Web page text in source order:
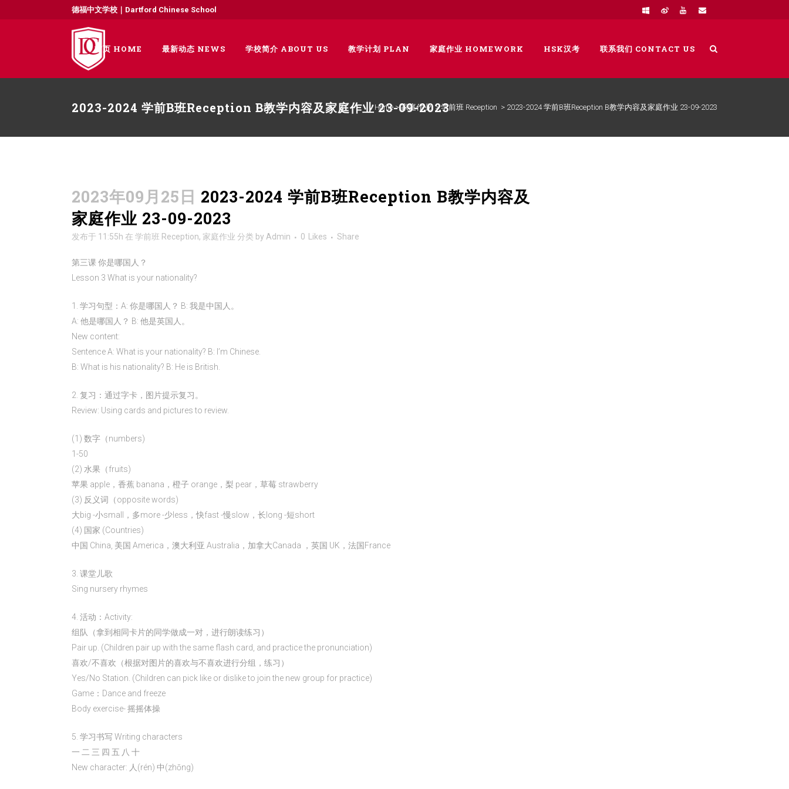
德福中文学校｜Dartford Chinese School
首页 HOME 最新动态 NEWS 学校简介 ABOUT US 教学计划 PLAN 家庭作业 HOMEWORK HSK汉考 联系我们 CONTACT US
2023-2024 学前B班Reception B教学内容及家庭作业 23-09-2023
Home>家庭作业 >学前班 Reception > 2023-2024 学前B班Reception B教学内容及家庭作业 23-09-2023
2023年09月25日 2023-2024 学前B班Reception B教学内容及
家庭作业 23-09-2023
发布于 11:55h 在 学前班 Reception, 家庭作业 分类 by Admin 0 Likes Share
第三课 你是哪国人？
Lesson 3 What is your nationality?
1. 学习句型：A: 你是哪国人？ B: 我是中国人。
A: 他是哪国人？ B: 他是英国人。
New content:
Sentence A: What is your nationality? B: I’m Chinese.
B: What is his nationality? B: He is British.
2. 复习：通过字卡，图片提示复习。
Review: Using cards and pictures to review.
(1) 数字（numbers)
1-50
(2) 水果（fruits)
苹果 apple，香蕉 banana，橙子 orange，梨 pear，草莓 strawberry
(3) 反义词（opposite words)
大big -小small，多more -少less，快fast -慢slow，长long -短short
(4) 国家 (Countries)
中国 China, 美国 America，澳大利亚 Australia，加拿大Canada ，英国 UK，法国France
3. 课堂儿歌
Sing nursery rhymes
4. 活动：Activity:
组队（拿到相同卡片的同学做成一对，进行朗读练习）
Pair up. (Children pair up with the same flash card, and practice the pronunciation)
喜欢/不喜欢（根据对图片的喜欢与不喜欢进行分组，练习）
Yes/No Station. (Children can pick like or dislike to join the new group for practice)
Game：Dance and freeze
Body exercise- 摇摇体操
5. 学习书写 Writing characters
一 二 三 四 五 八 十
New character: 人(rén) 中(zhōng)